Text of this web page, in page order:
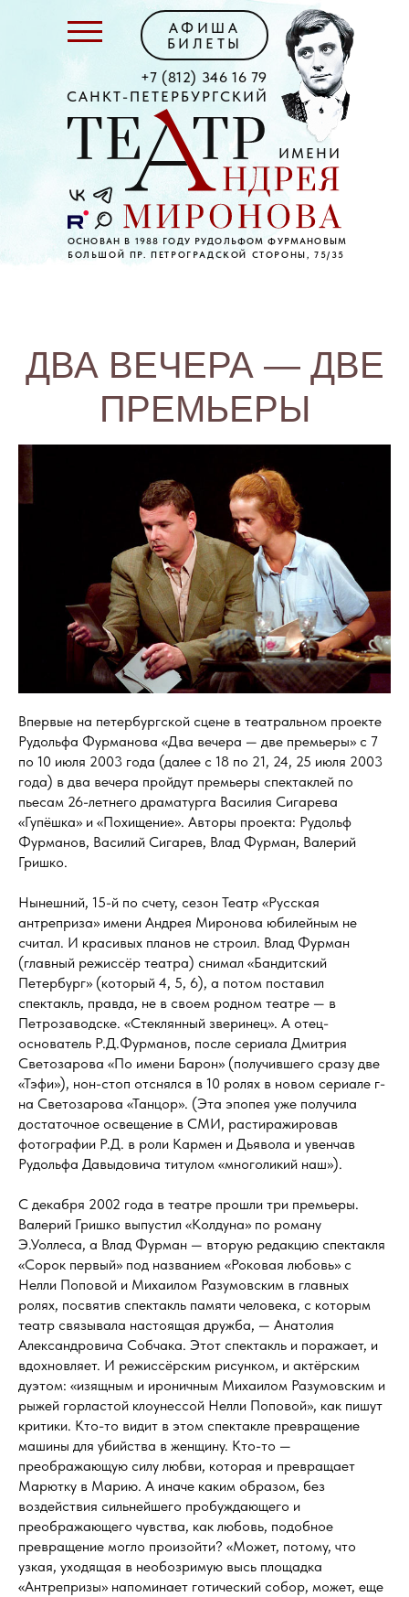
САНКТ-ПЕТЕРБУРГСКИЙ
ИМЕНИ
ОСНОВАН В 1988 ГОДУ РУДОЛЬФОМ ФУРМАНОВЫМ
+7 (812) 346 16 79
БОЛЬШОЙ ПР. ПЕТРОГРАДСКОЙ СТОРОНЫ, 75/35
АФИША
БИЛЕТЫ
ДВА ВЕЧЕРА — ДВЕ
ПРЕМЬЕРЫ
Впервые на петербургской сцене в театральном проекте
Рудольфа Фурманова «Два вечера — две премьеры» с 7
по 10 июля 2003 года (далее с 18 по 21, 24, 25 июля 2003
года) в два вечера пройдут премьеры спектаклей по
пьесам 26-летнего драматурга Василия Сигарева
«Гупёшка» и «Похищение». Авторы проекта: Рудольф
Фурманов, Василий Сигарев, Влад Фурман, Валерий
Гришко.
Нынешний, 15-й по счету, сезон Театр «Русская
антреприза» имени Андрея Миронова юбилейным не
считал. И красивых планов не строил. Влад Фурман
(главный режиссёр театра) снимал «Бандитский
Петербург» (который 4, 5, 6), а потом поставил
спектакль, правда, не в своем родном театре — в
Петрозаводске. «Стеклянный зверинец». А отец-
основатель Р.Д.Фурманов, после сериала Дмитрия
Светозарова «По имени Барон» (получившего сразу две
«Тэфи»), нон-стоп отснялся в 10 ролях в новом сериале г-
на Светозарова «Танцор». (Эта эпопея уже получила
достаточное освещение в СМИ, растиражировав
фотографии Р.Д. в роли Кармен и Дьявола и увенчав
Рудольфа Давыдовича титулом «многоликий наш»).
С декабря 2002 года в театре прошли три премьеры.
Валерий Гришко выпустил «Колдуна» по роману
Э.Уоллеса, а Влад Фурман — вторую редакцию спектакля
«Сорок первый» под названием «Роковая любовь» с
Нелли Поповой и Михаилом Разумовским в главных
ролях, посвятив спектакль памяти человека, с которым
театр связывала настоящая дружба, — Анатолия
Александровича Собчака. Этот спектакль и поражает, и
вдохновляет. И режиссёрским рисунком, и актёрским
дуэтом: «изящным и ироничным Михаилом Разумовским и
рыжей горластой клоунессой Нелли Поповой», как пишут
критики. Кто-то видит в этом спектакле превращение
машины для убийства в женщину. Кто-то —
преображающую силу любви, которая и превращает
Марютку в Марию. А иначе каким образом, без
воздействия сильнейшего пробуждающего и
преображающего чувства, как любовь, подобное
превращение могло произойти? «Может, потому, что
узкая, уходящая в необозримую высь площадка
«Антрепризы» напоминает готический собор, может, еще